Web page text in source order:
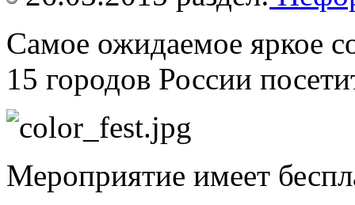
Самое ожидаемое яркое
15 городов России
Мероприятие имеет